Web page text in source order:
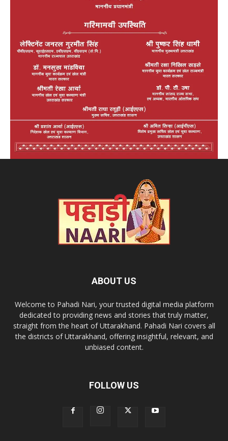
ABOUT US
Welcome to Pahadi Nari, your trusted digital media platform
dedicated to providing news and stories that truly matter,
straight from the heart of Uttarakhand. Pahadi Nari covers all
the districts of Uttarakhand, offering insightful, relevant, and
unbiased content.
FOLLOW US